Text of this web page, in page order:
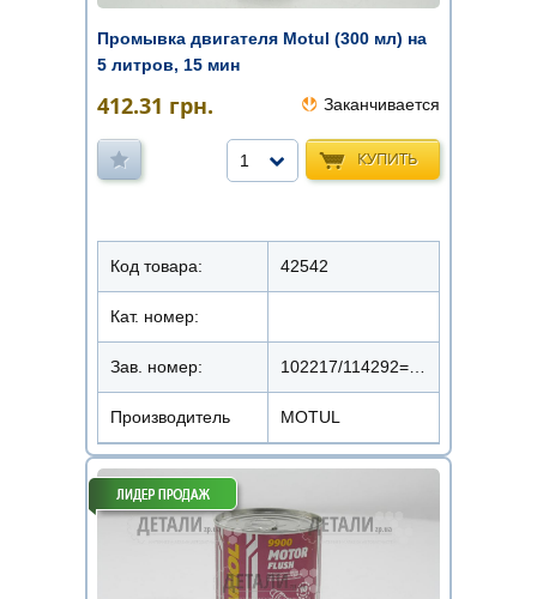
Промывка двигателя Motul (300 мл) на
5 литров, 15 мин
412.31 грн. Заканчивается
КУПИТЬ
1
Код товара: 42542
Кат. номер:
Зав. номер:
Производитель MOTUL